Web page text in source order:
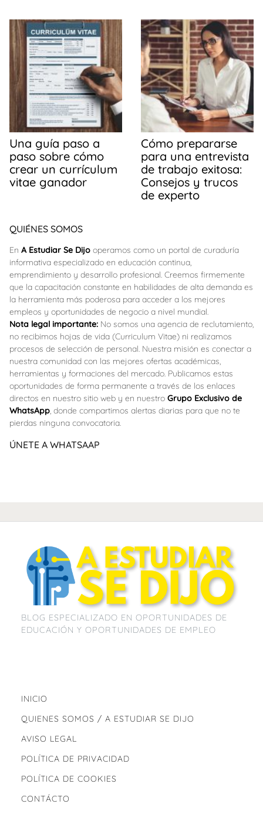
Una guía paso a
paso sobre cómo
crear un currículum
vitae ganador
Cómo prepararse
para una entrevista
de trabajo exitosa:
Consejos y trucos
de experto
QUIÉNES SOMOS
En A Estudiar Se Dijo operamos como un portal de curaduría
informativa especializado en educación continua,
emprendimiento y desarrollo profesional. Creemos firmemente
que la capacitación constante en habilidades de alta demanda es
la herramienta más poderosa para acceder a los mejores
empleos y oportunidades de negocio a nivel mundial.
Nota legal importante: No somos una agencia de reclutamiento,
no recibimos hojas de vida (Curriculum Vitae) ni realizamos
procesos de selección de personal. Nuestra misión es conectar a
nuestra comunidad con las mejores ofertas académicas,
herramientas y formaciones del mercado. Publicamos estas
oportunidades de forma permanente a través de los enlaces
directos en nuestro sitio web y en nuestro Grupo Exclusivo de
WhatsApp, donde compartimos alertas diarias para que no te
pierdas ninguna convocatoria.
ÚNETE A WHATSAAP
BLOG ESPECIALIZADO EN OPORTUNIDADES DE
EDUCACIÓN Y OPORTUNIDADES DE EMPLEO
INICIO
QUIENES SOMOS / A ESTUDIAR SE DIJO
AVISO LEGAL
POLÍTICA DE PRIVACIDAD
POLÍTICA DE COOKIES
CONTÁCTO